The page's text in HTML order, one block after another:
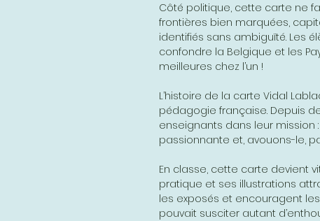
Côté politique, cette carte ne
frontières bien marquées,
identifiés sans ambiguïté. Les
confondre la Belgique et les
meilleures chez l’un !
L’histoire de la carte Vidal
pédagogie française. Depuis
enseignants dans leur
passionnante et, avouons-le,
En classe, cette carte devient
pratique et ses illustrations
les exposés et encouragent
pouvait susciter autant